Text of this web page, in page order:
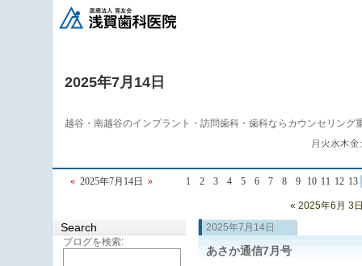
2025年7月14日
越谷・南越谷のインプラント・訪問歯科・歯科ならカウンセリング
« 2025年7月14日 » 1 2 3 4 5 6 7 8 9 10 11 12 13
2025年7月14日
あさか通信7月号
« 2025年6月 3
Search
ブログを検索: